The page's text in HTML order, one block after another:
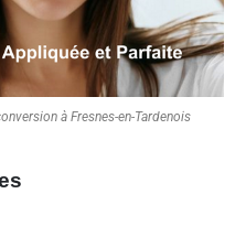
à Fresnes-en-Tardenois